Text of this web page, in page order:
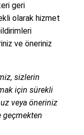
geri
olarak hizmet
ve öneriniz
sizlerin
için sürekli
veya öneriniz